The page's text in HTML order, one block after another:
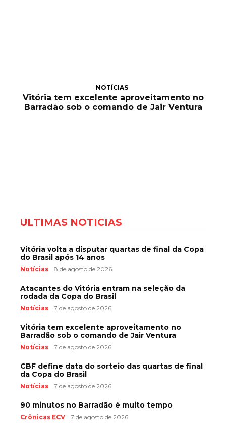
NOTÍCIAS
Vitória tem excelente aproveitamento no
Barradão sob o comando de Jair Ventura
ÚLTIMAS NOTÍCIAS
Vitória volta a disputar quartas de final da Copa
do Brasil após 14 anos
Notícias 8 de agosto de 2026
Atacantes do Vitória entram na seleção da
rodada da Copa do Brasil
Notícias 7 de agosto de 2026
Vitória tem excelente aproveitamento no
Barradão sob o comando de Jair Ventura
Notícias 7 de agosto de 2026
CBF define data do sorteio das quartas de final
da Copa do Brasil
Notícias 7 de agosto de 2026
90 minutos no Barradão é muito tempo
Crônicas ECV 7 de agosto de 2026